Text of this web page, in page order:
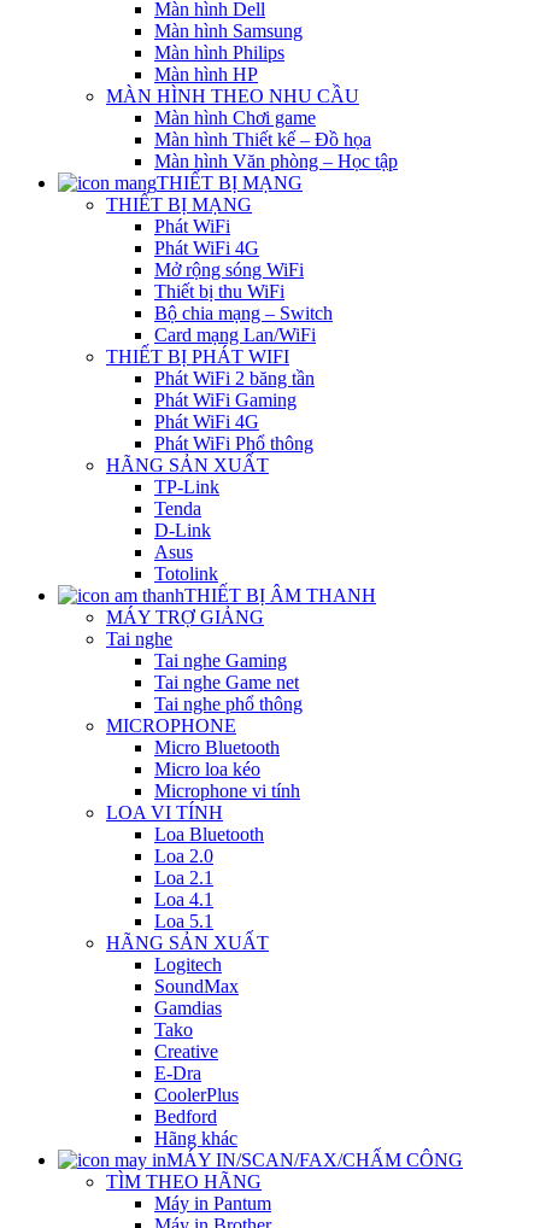
Màn hình Dell
Màn hình Samsung
Màn hình Philips
Màn hình HP
MÀN HÌNH THEO NHU CẦU
Màn hình Chơi game
Màn hình Thiết kế – Đồ họa
Màn hình Văn phòng – Học tập
THIẾT BỊ MẠNG
THIẾT BỊ MẠNG
Phát WiFi
Phát WiFi 4G
Mở rộng sóng WiFi
Thiết bị thu WiFi
Bộ chia mạng – Switch
Card mạng Lan/WiFi
THIẾT BỊ PHÁT WIFI
Phát WiFi 2 băng tần
Phát WiFi Gaming
Phát WiFi 4G
Phát WiFi Phổ thông
HÃNG SẢN XUẤT
TP-Link
Tenda
D-Link
Asus
Totolink
THIẾT BỊ ÂM THANH
MÁY TRỢ GIẢNG
Tai nghe
Tai nghe Gaming
Tai nghe Game net
Tai nghe phổ thông
MICROPHONE
Micro Bluetooth
Micro loa kéo
Microphone vi tính
LOA VI TÍNH
Loa Bluetooth
Loa 2.0
Loa 2.1
Loa 4.1
Loa 5.1
HÃNG SẢN XUẤT
Logitech
SoundMax
Gamdias
Tako
Creative
E-Dra
CoolerPlus
Bedford
Hãng khác
MÁY IN/SCAN/FAX/CHẤM CÔNG
TÌM THEO HÃNG
Máy in Pantum